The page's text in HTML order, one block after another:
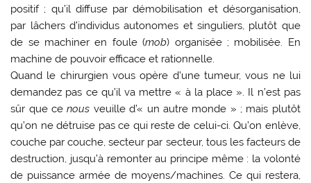
positif ; qu’il diffuse par démobilisation et désorganisation,
par lâchers d’individus autonomes et singuliers, plutôt que
de se machiner en foule (mob) organisée ; mobilisée. En
machine de pouvoir efficace et rationnelle.
Quand le chirurgien vous opère d’une tumeur, vous ne lui
demandez pas ce qu’il va mettre « à la place ». Il n’est pas
sûr que cenous veuille d’« un autre monde » ; mais plutôt
qu’on ne détruise pas ce qui reste de celui-ci. Qu’on enlève,
couche par couche, secteur par secteur, tous les facteurs de
destruction, jusqu’à remonter au principe même : la volonté
de puissance armée de moyens/machines. Ce qui restera,